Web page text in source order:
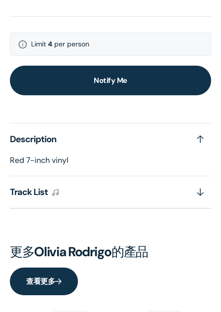
Limit 4 per person
Notify Me
Description
Red 7-inch vinyl
Track List
更多Olivia Rodrigo的產品
查看更多